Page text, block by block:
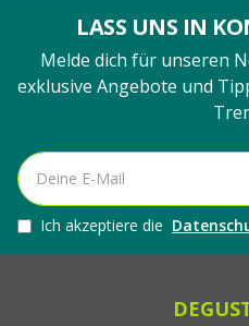
LASS UNS IN
Melde dich für unseren
exklusive Angebote und
Ich akzeptiere die